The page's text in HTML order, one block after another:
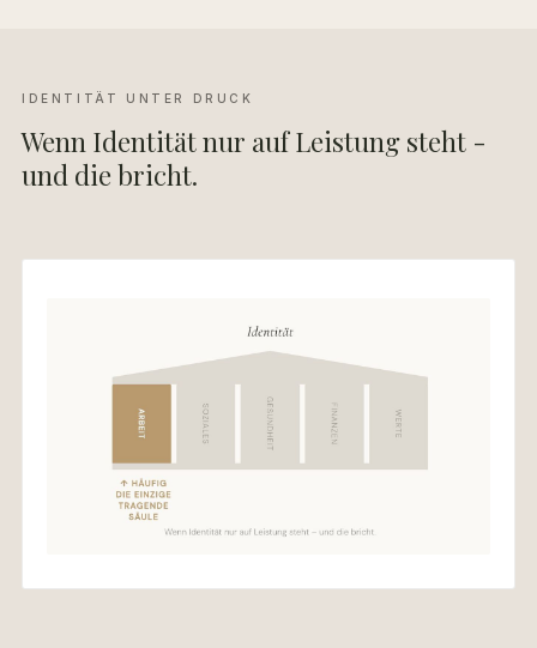
IDENTITÄT UNTER DRUCK
Wenn Identität nur auf Leistung steht -
und die bricht.